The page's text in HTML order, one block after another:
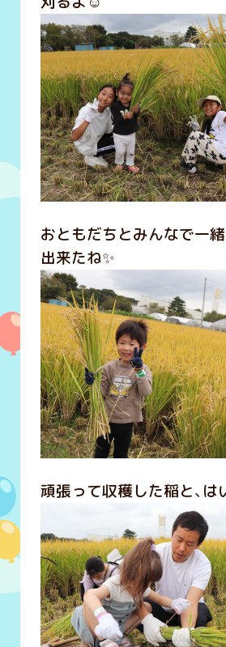
おともだちとみんなで一
出来たね✨
頑張って収穫した稲と、は